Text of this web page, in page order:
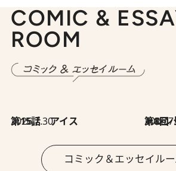
COMIC &
ROOM
2026.7.30
第15話 アイス 第8回「同人誌
コミック＆エッセイル